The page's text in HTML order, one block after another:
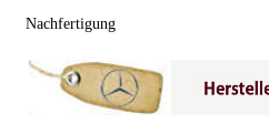
Nachfertigung